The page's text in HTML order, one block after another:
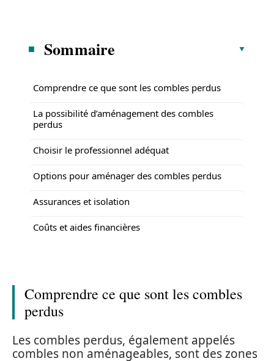
Sommaire
Comprendre ce que sont les combles perdus
La possibilité d’aménagement des combles
perdus
Choisir le professionnel adéquat
Options pour aménager des combles perdus
Assurances et isolation
Coûts et aides financières
Comprendre ce que sont les combles
perdus
Les combles perdus, également appelés
combles non aménageables, sont des zones